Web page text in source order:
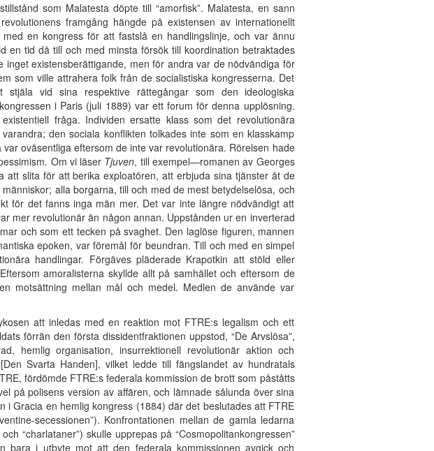
som Malatesta döpte till “amorfisk”. Malatesta, en sann
framgång hängde på existensen av internationellt
en kongress för att fastslå en handlingslinje, och var ännu
en tid då till och med minsta försök till koordination betraktades
existensberättigande, men för andra var de nödvändiga för
som ville attrahera folk från de socialistiska kongresserna. Det
vid sina respektive rättegångar som den ideologiska
i Paris (juli 1889) var ett forum för denna upplösning.
fråga. Individen ersatte klass som det revolutionära
den sociala konflikten tolkades inte som en klasskamp
oväsentliga eftersom de inte var revolutionära. Rörelsen hade
Om vi läser Tjuven, till exempel—romanen av Georges
slita för att berika exploatören, att erbjuda sina tjänster åt de
alla borgarna, till och med de mest betydelselösa, och
för det fanns inga män mer. Det var inte längre nödvändigt att
mer revolutionär än någon annan. Uppstånden ur en inverterad
och som ett tecken på svaghet. Den laglöse figuren, mannen
epoken, var föremål för beundran. Till och med en simpel
handlingar. Förgäves pläderade Krapotkin att stöld eller
amoralisterna skyllde allt på samhället och eftersom de
motsättning mellan mål och medel. Medlen de använde var
att inledas med en reaktion mot FTRE:s legalism och ett
förrän den första dissidentfraktionen uppstod, “De Arvslösa”,
hemlig organisation, insurrektionell revolutionär aktion och
Svarta Handen], vilket ledde till fängslandet av hundratals
fördömde FTRE:s federala kommission de brott som påståtts
på polisens version av affären, och lämnade sålunda över sina
i Gracia en hemlig kongress (1884) där det beslutades att FTRE
secessionen”). Konfrontationen mellan de gamla ledarna
“charlataner”) skulle upprepas på “Cosmopolitankongressen”
bara i utbyte mot att den federala kommissionen avgick och